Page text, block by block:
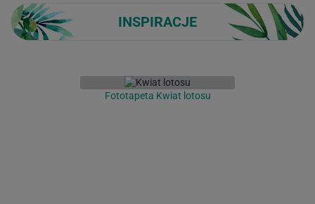
INSPIRACJE
Fototapeta Kwiat lotosu